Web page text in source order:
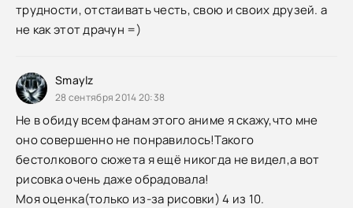
трудности, отстаивать честь, свою и своих друзей. а
не как этот драчун =)
Smaylz
28 сентября 2014 20:38
Не в обиду всем фанам этого аниме я скажу,что мне
оно совершенно не понравилось!Такого
бестолкового сюжета я ещё никогда не видел,а вот
рисовка очень даже обрадовала!
Моя оценка(только из-за рисовки) 4 из 10.